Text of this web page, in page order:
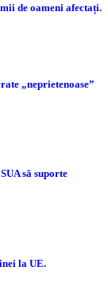
de oameni afectați.
„neprietenoase”
să suporte
la UE.